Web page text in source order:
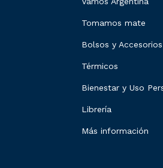
Tomamos mate
Bolsos y Accesorios
Térmicos
Bienestar y Uso
Librería
Más información